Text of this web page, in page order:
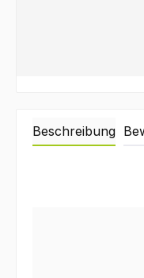
Beschreibung